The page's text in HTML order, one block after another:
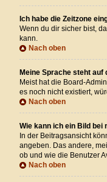
Ich habe die Zeitzone
Wenn du dir sicher bist,
kann.
Nach oben
Meine Sprache steht
Meist hat die Board-
es noch nicht existiert,
Nach oben
Wie kann ich ein Bild bei
In der Beitragsansicht
angeben. Das andere,
ob und wie die Benutzer
Nach oben